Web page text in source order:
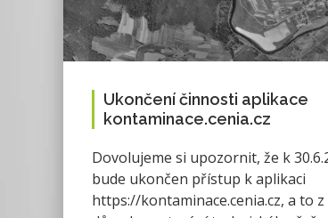
Ukončení činnosti aplikace
kontaminace.cenia.cz
Dovolujeme si upozornit, že k
bude ukončen přístup k aplikaci
https://kontaminace.cenia.cz, a to z